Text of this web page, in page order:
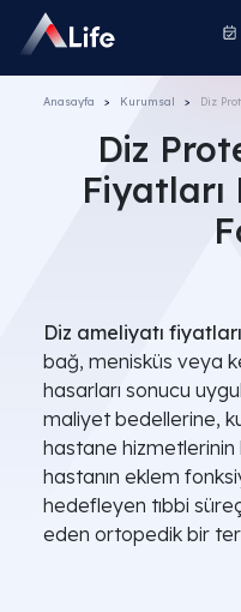
Anasayfa Kurumsal Diz
Diz
Fiyatları
Diz ameliyatı fiyatları
bağ, menisküs veya
hasarları sonucu
maliyet bedellerine,
hastane hizmetlerinin
hastanın eklem
hedefleyen tıbbi
eden ortopedik bir